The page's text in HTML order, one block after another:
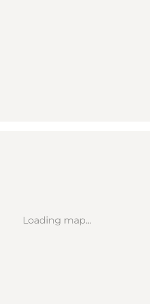
Loading map...